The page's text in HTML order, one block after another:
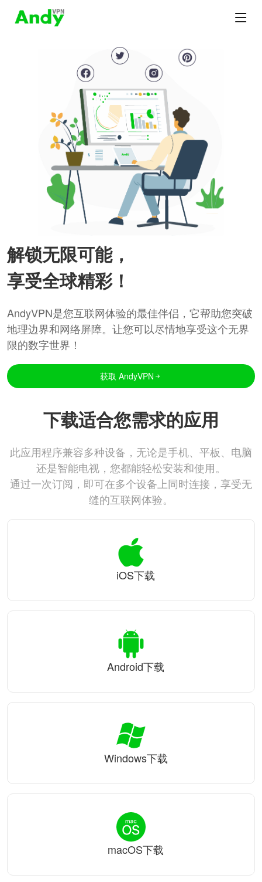
解锁无限可能，
享受全球精彩！
AndyVPN是您互联网体验的最佳伴侣，它帮助您突破
地理边界和网络屏障。让您可以尽情地享受这个无界
限的数字世界！
获取 AndyVPN
下载适合您需求的应用
此应用程序兼容多种设备，无论是手机、平板、电脑
还是智能电视，您都能轻松安装和使用。
通过一次订阅，即可在多个设备上同时连接，享受无
缝的互联网体验。
iOS下载
Android下载
Windows下载
macOS下载